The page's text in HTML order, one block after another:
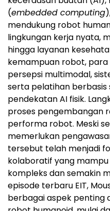
(embedded computing
mendukung robot
lingkungan kerja nyata,
hingga layanan
kemampuan robot,
persepsi multimodal,
serta pelatihan berbasis
pendekatan AI fisik.
proses pengembangan
performa robot. Meski
memerlukan
tersebut telah menjadi
kolaboratif yang
kompleks dan semakin
episode terbaru EIT,
berbagai aspek penting